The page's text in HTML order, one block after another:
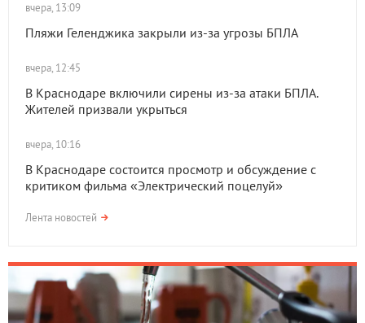
вчера, 13:09
Пляжи Геленджика закрыли из-за угрозы БПЛА
вчера, 12:45
В Краснодаре включили сирены из-за атаки БПЛА.
Жителей призвали укрыться
вчера, 10:16
В Краснодаре состоится просмотр и обсуждение с
критиком фильма «Электрический поцелуй»
Лента новостей